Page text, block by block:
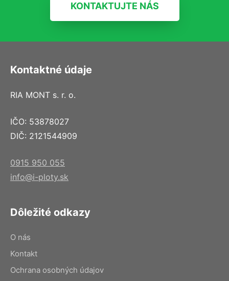
KONTAKTUJTE NÁS
Kontaktné údaje
RIA MONT s. r. o.
IČO: 53878027
DIČ: 2121544909
0915 950 055
info@i-ploty.sk
Dôležité odkazy
O nás
Kontakt
Ochrana osobných údajov